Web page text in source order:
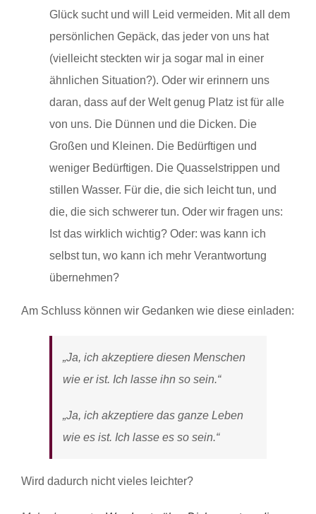
Glück sucht und will Leid vermeiden. Mit all dem
persönlichen Gepäck, das jeder von uns hat
(vielleicht steckten wir ja sogar mal in einer
ähnlichen Situation?). Oder wir erinnern uns
daran, dass auf der Welt genug Platz ist für alle
von uns. Die Dünnen und die Dicken. Die
Großen und Kleinen. Die Bedürftigen und
weniger Bedürftigen. Die Quasselstrippen und
stillen Wasser. Für die, die sich leicht tun, und
die, die sich schwerer tun. Oder wir fragen uns:
Ist das wirklich wichtig? Oder: was kann ich
selbst tun, wo kann ich mehr Verantwortung
übernehmen?
Am Schluss können wir Gedanken wie diese einladen:
„Ja, ich akzeptiere diesen Menschen
wie er ist. Ich lasse ihn so sein.“
„Ja, ich akzeptiere das ganze Leben
wie es ist. Ich lasse es so sein.“
Wird dadurch nicht vieles leichter?